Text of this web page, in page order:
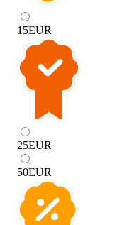
15EUR
25EUR
50EUR